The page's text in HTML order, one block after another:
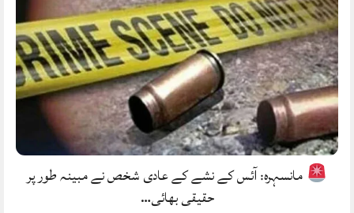
مانسہرہ: آئس کے نشے کے عادی شخص نے مبینہ طور پر
حقیقی بھائی…